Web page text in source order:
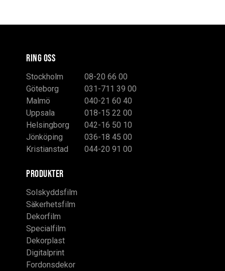
RING OSS
Stockholm
08-20 66 00
Göteborg
031-711 39 00
Malmö
040-21 60 40
Uppsala
018-15 22 00
Helsingborg
042-16 50 10
Jönköping
036-18 45 00
Kristianstad
044-20 91 00
PRODUKTER
Solskyddsfilm
Säkerhetsfilm
Dekorfilm
Specialfilm
Dekorplast
Digitalprint
Fordonsdekor